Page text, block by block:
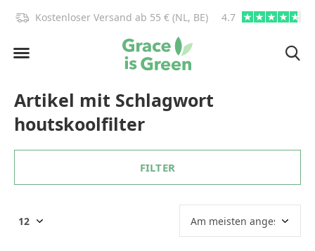
Kostenloser Versand ab 55 € (NL, BE) 4.7
Artikel mit Schlagwort
houtskoolfilter
FILTER